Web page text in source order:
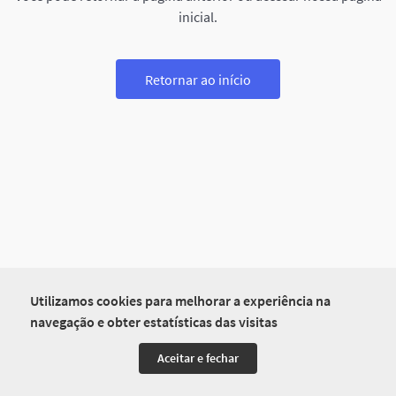
Utilizamos cookies para melhorar a experiência na
navegação e obter estatísticas das visitas
Aceitar e fechar
inicial.
Retornar ao início